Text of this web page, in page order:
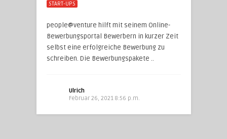
START-UPS
people@venture hilft mit seinem Online-
Bewerbungsportal Bewerbern in kurzer Zeit
selbst eine erfolgreiche Bewerbung zu
schreiben. Die Bewerbungspakete ..
Ulrich
Februar 26, 2021 8:56 p.m.